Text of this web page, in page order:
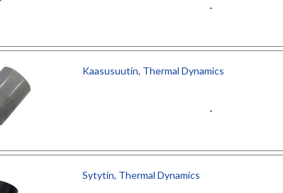
-
Kaasusuutin, Thermal Dynamics
-
Sytytin, Thermal Dynamics